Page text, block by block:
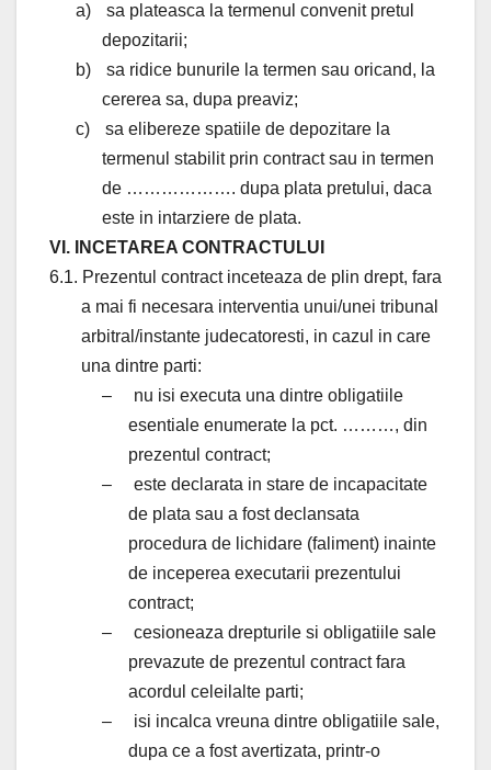
a)
sa plateasca la termenul convenit pretul
depozitarii;
b)
sa ridice bunurile la termen sau oricand, la
cererea sa, dupa preaviz;
c)
sa elibereze spatiile de depozitare la
termenul stabilit prin contract sau in termen
de ………………. dupa plata pretului, daca
este in intarziere de plata.
VI. INCETAREA CONTRACTULUI
6.1. Prezentul contract inceteaza de plin drept, fara
a mai fi necesara interventia unui/unei tribunal
arbitral/instante judecatoresti, in cazul in care
una dintre parti:
–
nu isi executa una dintre obligatiile
esentiale enumerate la pct. ………, din
prezentul contract;
–
este declarata in stare de incapacitate
de plata sau a fost declansata
procedura de lichidare (faliment) inainte
de inceperea executarii prezentului
contract;
–
cesioneaza drepturile si obligatiile sale
prevazute de prezentul contract fara
acordul celeilalte parti;
–
isi incalca vreuna dintre obligatiile sale,
dupa ce a fost avertizata, printr-o